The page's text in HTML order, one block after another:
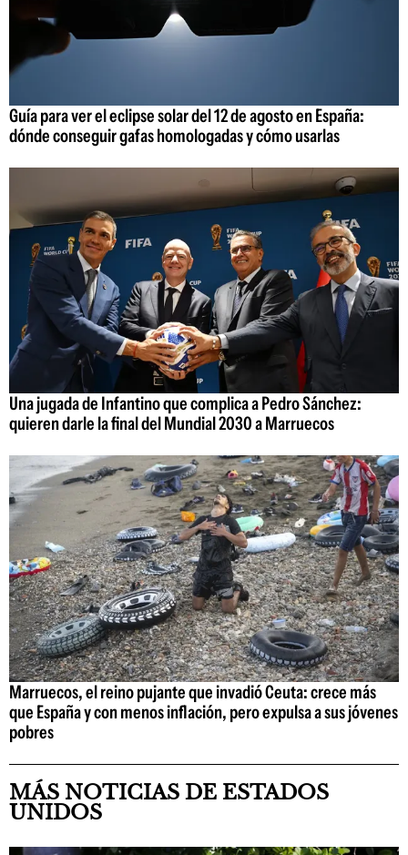
Guía para ver el eclipse solar del 12 de agosto en España:
dónde conseguir gafas homologadas y cómo usarlas
Una jugada de Infantino que complica a Pedro Sánchez:
quieren darle la final del Mundial 2030 a Marruecos
Marruecos, el reino pujante que invadió Ceuta: crece más
que España y con menos inflación, pero expulsa a sus jóvenes
pobres
MÁS NOTICIAS DE ESTADOS
UNIDOS